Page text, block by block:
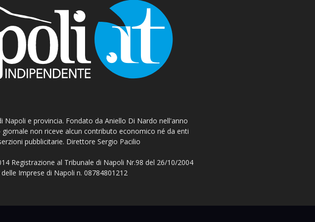
e provincia. Fondato da Aniello Di Nardo nell'anno
non riceve alcun contributo economico né da enti
pubblicitarie. Direttore Sergio Pacilio
Registrazione al Tribunale di Napoli Nr.98 del 26/10/2004
Imprese di Napoli n. 08784801212